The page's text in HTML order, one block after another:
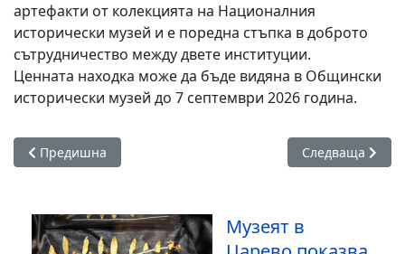
артефакти от колекцията на Националния
исторически музей и е поредна стъпка в доброто
сътрудничество между двете институции.
Ценната находка може да бъде видяна в Общински
исторически музей до 7 септември 2026 година.
Предишна статия: Община Царево беше домакин на
Предишна Следваща
Следваща
Музеят в